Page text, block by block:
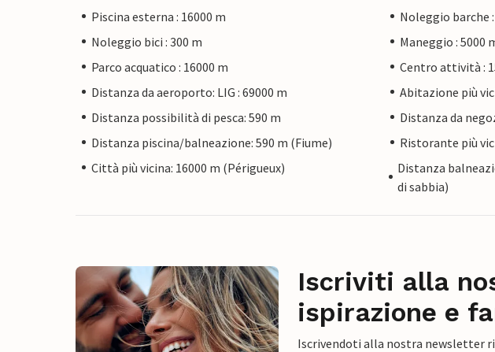
Piscina esterna : 16000 m
Noleggio barche
Noleggio bici : 300 m
Maneggio : 5000
Parco acquatico : 16000 m
Centro attività :
Distanza da aeroporto: LIG : 69000 m
Abitazione più
Distanza possibilità di pesca: 590 m
Distanza da
Distanza piscina/balneazione: 590 m (Fiume)
Ristorante più
Città più vicina: 16000 m (Périgueux)
Distanza
di sabbia)
Iscriviti alla
ispirazione e
Iscrivendoti alla nostra newsletter